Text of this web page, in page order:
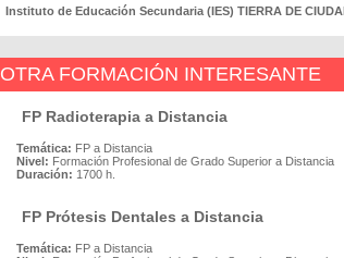
Instituto de Educación Secundaria (IES) TIERRA DE
OTRA FORMACIÓN INTERESANTE
FP Radioterapia a Distancia
Temática: FP a Distancia
Nivel: Formación Profesional de Grado Superior a Distancia
Duración: 1700 h.
FP Prótesis Dentales a Distancia
Temática: FP a Distancia